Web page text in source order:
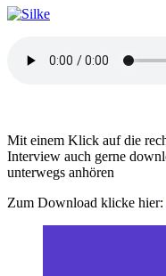
Mit einem Klick auf die
Interview auch gerne
unterwegs anhören
Zum Download klicke hier: